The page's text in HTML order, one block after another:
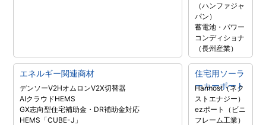
（ハンファジャ
パン）
蓄電池・パワー
コンディショナ
（長州産業）
エネルギー関連商材
デンソーV2HオムロンV2X切替器
AIクラウドHEMS
GX志向型住宅補助金・DR補助金対応
HEMS「CUBE-J」
住宅用ソーラ
ーカーポート
Harmost（ネク
ストエナジー）
ezポート（ビニ
フレーム工業）